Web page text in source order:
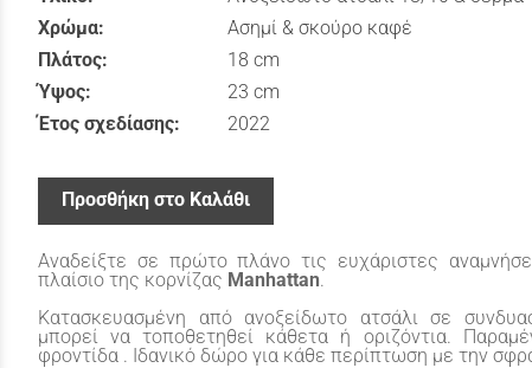
Χρώμα:
Ασημί & σκούρο καφέ
Πλάτος:
18 cm
Ύψος:
23 cm
Έτος σχεδίασης:
2022
Προσθήκη στο Καλάθι
Αναδείξτε σε πρώτο πλάνο τις ευχάριστες
πλαίσιο της κορνίζας Manhattan.
Κατασκευασμένη από ανοξείδωτο ατσάλι σε
μπορεί να τοποθετηθεί κάθετα ή οριζόντια.
φροντίδα . Ιδανικό δώρο για κάθε περίπτωση με την